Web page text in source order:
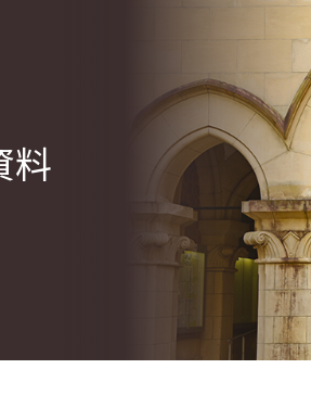
料